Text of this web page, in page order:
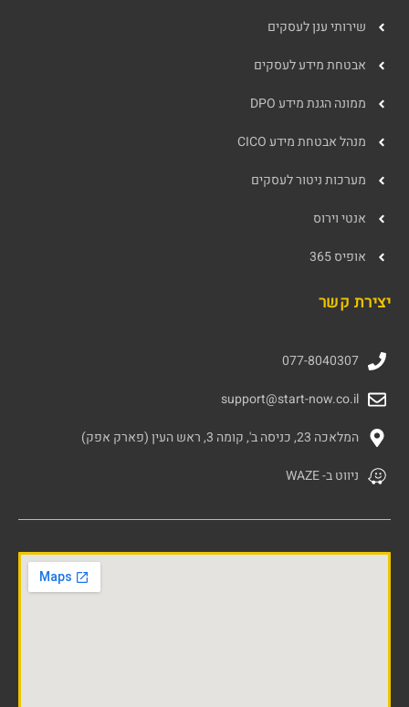
שירותי ענן לעסקים
אבטחת מידע לעסקים
ממונה הגנת מידע DPO
מנהל אבטחת מידע CICO
מערכות ניטור לעסקים
אנטי וירוס
אופיס 365
יצירת קשר
077-8040307
support@start-now.co.il
המלאכה 23, כניסה ב', קומה 3, ראש העין (פארק אפק)
ניווט ב- WAZE